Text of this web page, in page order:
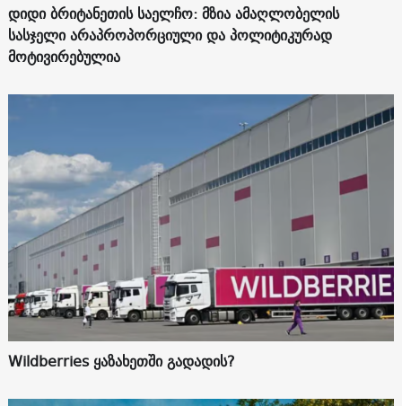
დიდი ბრიტანეთის საელჩო: მზია ამაღლობელის
სასჯელი არაპროპორციული და პოლიტიკურად
მოტივირებულია
Wildberries ყაზახეთში გადადის?